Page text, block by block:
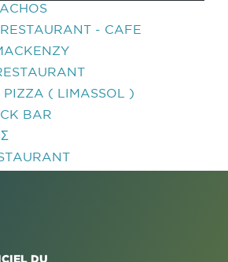
- CAFE
( LIMASSOL )
BAR
DU